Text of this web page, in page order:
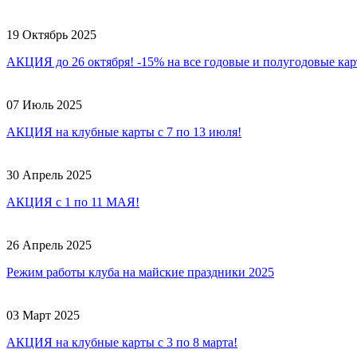
19 Октябрь 2025
АКЦИЯ до 26 октября! -15% на все годовые и полугодовые
07 Июль 2025
АКЦИЯ на клубные карты с 7 по 13 июля!
30 Апрель 2025
АКЦИЯ с 1 по 11 МАЯ!
26 Апрель 2025
Режим работы клуба на майские праздники 2025
03 Март 2025
АКЦИЯ на клубные карты с 3 по 8 марта!